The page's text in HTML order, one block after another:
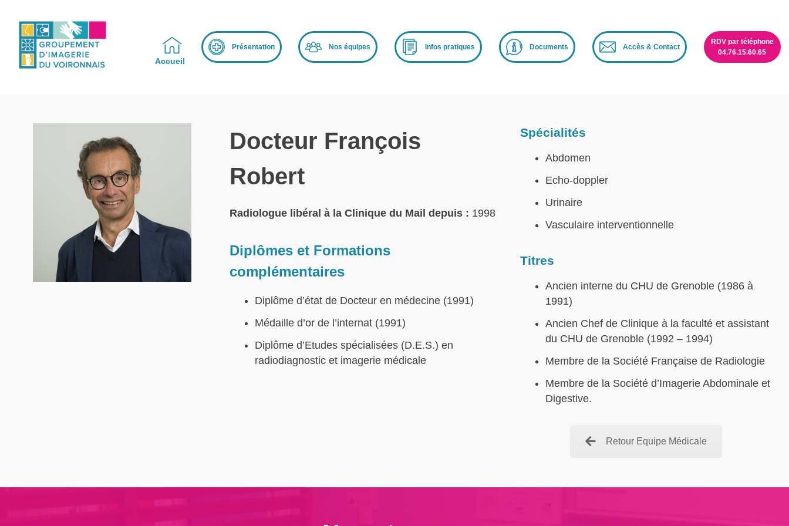
content
Accueil
Présentation Nos équipes Infos pratiques Documents Accès & Contact
RDV par téléphone
04.76.15.60.65
Docteur François
Robert
Radiologue libéral à la Clinique du Mail depuis : 1998
Diplômes et Formations
complémentaires
Diplôme d’état de Docteur en médecine (1991)
Médaille d’or de l’internat (1991)
Diplôme d’Etudes spécialisées (D.E.S.) en
radiodiagnostic et imagerie médicale
Spécialités
Abdomen
Echo-doppler
Urinaire
Vasculaire interventionnelle
Titres
Ancien interne du CHU de Grenoble (1986 à
1991)
Ancien Chef de Clinique à la faculté et assistant
du CHU de Grenoble (1992 – 1994)
Membre de la Société Française de Radiologie
Membre de la Société d’Imagerie Abdominale et
Digestive.
Retour Equipe Médicale